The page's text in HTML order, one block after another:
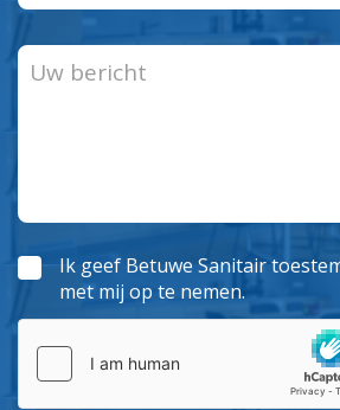
Ik geef Betuwe Sanitair
met mij op te nemen.